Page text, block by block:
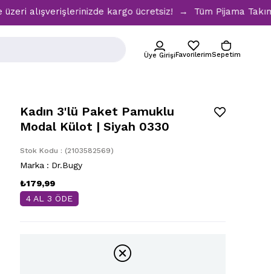
kargo ücretsiz! → Tüm Pijama
Üye GirişiFavorilerimSepetim
Kadın 3'lü Paket Pamuklu
Modal Külot | Siyah 0330
Stok Kodu (2103582569)
Marka : Dr.Bugy
₺179,99
4 AL 3 ÖDE